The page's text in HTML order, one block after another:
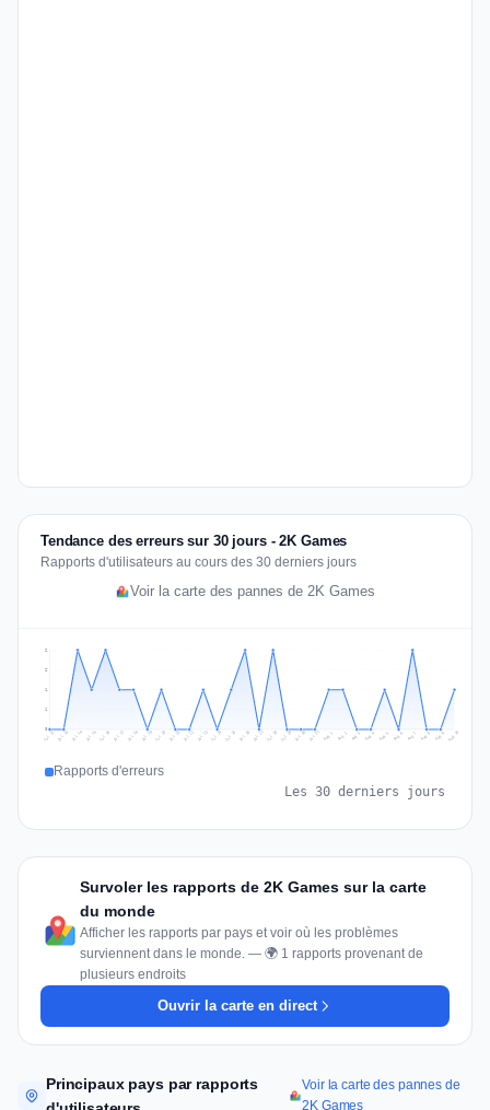
Tendance des erreurs sur 30 jours - 2K Games
Rapports d'utilisateurs au cours des 30 derniers jours
Voir la carte des pannes de 2K Games
1
1
2
2
Jul 12 Jul 13 Jul 14 Jul 15 Jul 16 Jul 17 Jul 18 Jul 19 Jul 20 Jul 21 Jul 22 Jul 23 Jul 24 Jul 25 Jul 26 Jul 27 Jul 28 Jul 29 Jul 30 Jul 31 Aug 1 Aug 2 Aug 3 Aug 4 Aug 5 Aug 6 Aug 7 Aug 8 Aug 9 Aug 10
Rapports d'erreurs
Les 30 derniers jours
Survoler les rapports de 2K Games sur la carte
du monde
Afficher les rapports par pays et voir où les problèmes
surviennent dans le monde. — 🌍 1 rapports provenant de
plusieurs endroits
Ouvrir la carte en direct
Principaux pays par rapports
Voir la carte des pannes de
2K Games